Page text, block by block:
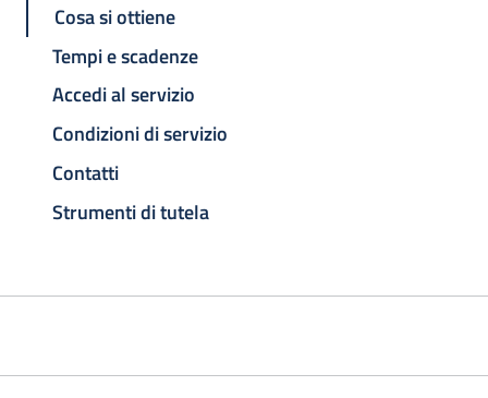
Cosa si ottiene
Tempi e scadenze
Accedi al servizio
Condizioni di servizio
Contatti
Strumenti di tutela